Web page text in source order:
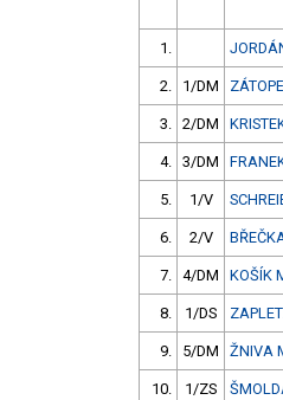
1.
2. 1/DM
3. 2/DM
4. 3/DM
5. 1/V
6. 2/V
7. 4/DM KOŠÍK
8. 1/DS
9. 5/DM ŽNIVA
10. 1/ZS